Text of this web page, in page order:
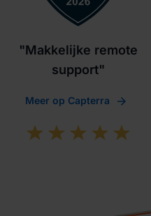
"Makkelijke remote
support"
Meer op Capterra